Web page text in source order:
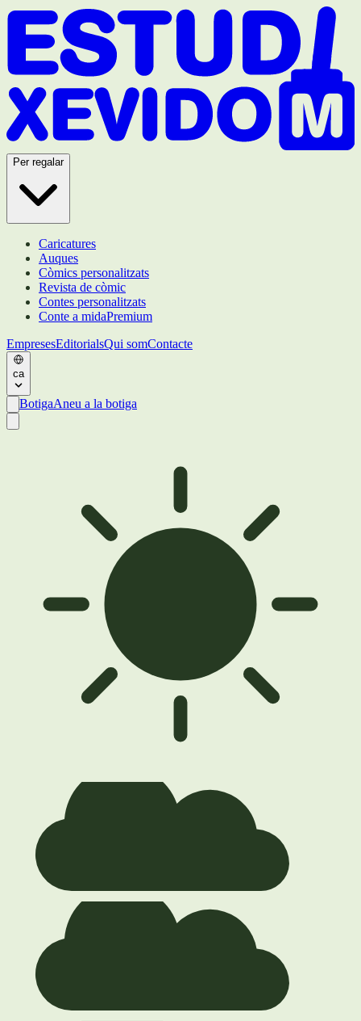
Per regalar
Caricatures
Auques
Còmics personalitzats
Revista de còmic
Contes personalitzats
Conte a midaPremium
EmpresesEditorialsQui somContacte
ca
BotigaAneu a la botiga